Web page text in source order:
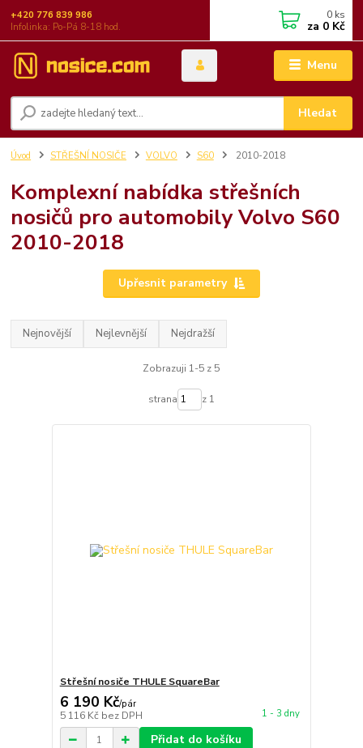
Menu
Hledat
+420 776 839 986
Infolinka: Po-Pá 8-18 hod.
0 ks
za 0 Kč
Úvod STŘEŠNÍ NOSIČE VOLVO S60 2010-2018
Komplexní nabídka střešních
nosičů pro automobily Volvo S60
2010-2018
Upřesnit parametry
Nejnovější Nejlevnější Nejdražší
Zobrazuji 1-5 z 5
strana z 1
Střešní nosiče THULE SquareBar
6 190 Kč/pár
5 116 Kč bez DPH 1 - 3 dny
Přidat do košíku